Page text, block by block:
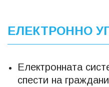
ЕЛЕКТРОННО
Електронната
спести на